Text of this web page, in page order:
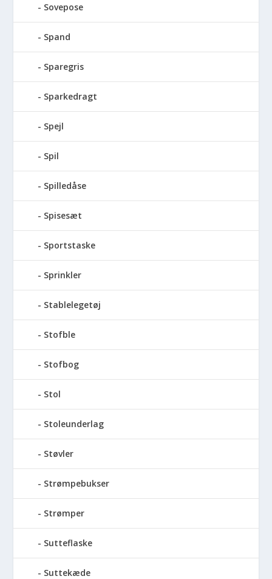
Sovepose
Spand
Sparegris
Sparkedragt
Spejl
Spil
Spilledåse
Spisesæt
Sportstaske
Sprinkler
Stablelegetøj
Stofble
Stofbog
Stol
Stoleunderlag
Støvler
Strømpebukser
Strømper
Sutteflaske
Suttekæde